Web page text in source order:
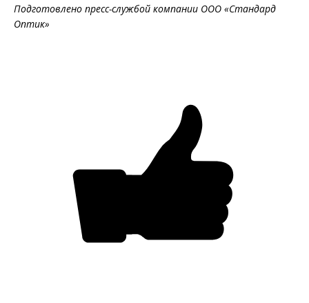
Подготовлено пресс-службой компании ООО «Стандард
Оптик»